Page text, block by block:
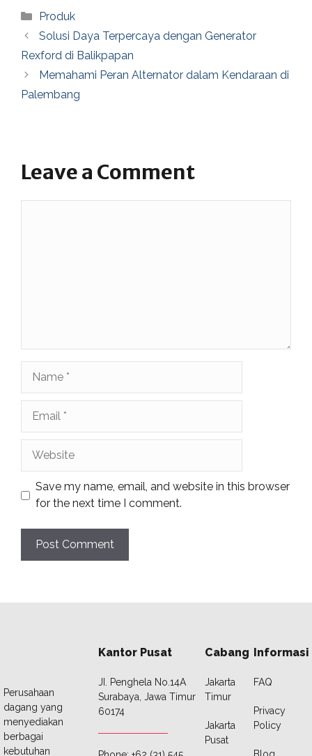
Categories
Produk
Solusi Daya Terpercaya dengan Generator
Rexford di Balikpapan
Memahami Peran Alternator dalam Kendaraan di
Palembang
Leave a Comment
Save my name, email, and website in this browser
for the next time I comment.
Perusahaan
dagang yang
menyediakan
berbagai
kebutuhan
Kantor Pusat
JI. Penghela No.14A
Surabaya, Jawa Timur
60174
Cabang
Jakarta
Timur
Jakarta
Pusat
Informasi
FAQ
Privacy
Policy